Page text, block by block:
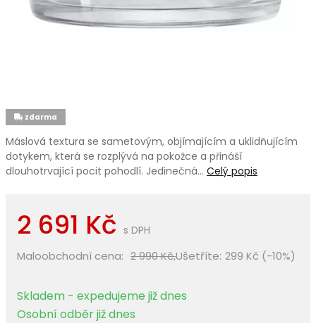
zdarma
Máslová textura se sametovým, objímajícím a uklidňujícím
dotykem, která se rozplývá na pokožce a přináší
dlouhotrvající pocit pohodlí. Jedinečná… Celý popis
2 691 Kč s DPH
Maloobchodní cena: 2 990 Kč,Ušetříte: 299 Kč (-10%)
Skladem - expedujeme již dnes
Osobní odběr již dnes